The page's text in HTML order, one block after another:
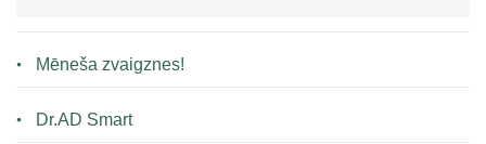
Mēneša zvaigznes!
Dr.AD Smart